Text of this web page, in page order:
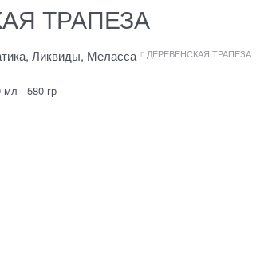
ТРАПЕЗА
Ликвиды, Меласса ДЕРЕВЕНСКАЯ ТРАПЕЗА
- 580 гр